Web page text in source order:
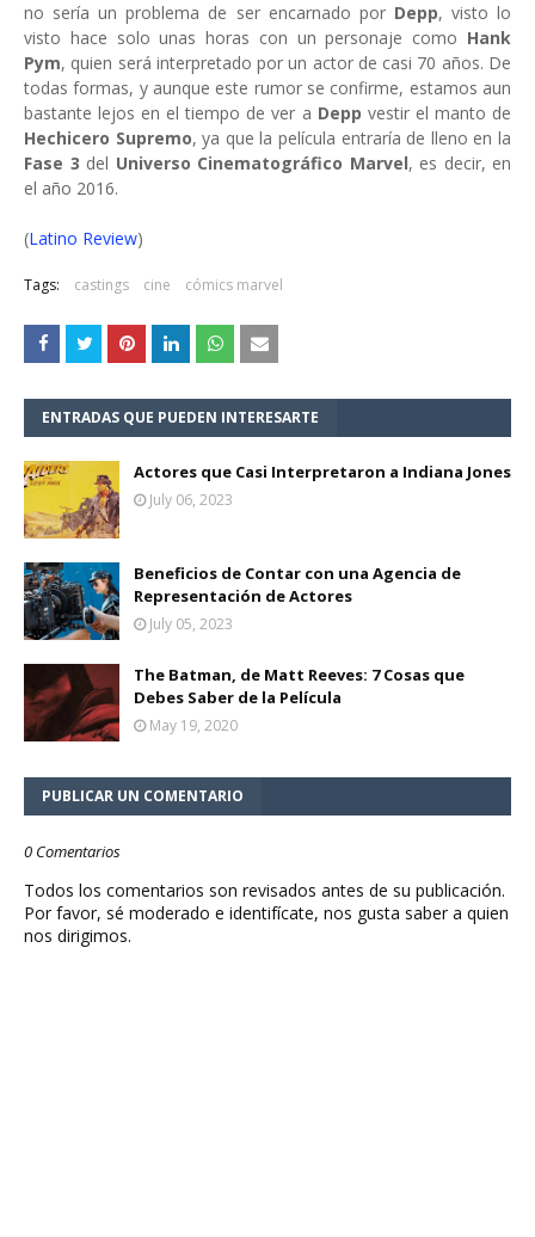
no sería un problema de ser encarnado por Depp, visto lo
visto hace solo unas horas con un personaje como Hank
Pym, quien será interpretado por un actor de casi 70 años. De
todas formas, y aunque este rumor se confirme, estamos aun
bastante lejos en el tiempo de ver a Depp vestir el manto de
Hechicero Supremo, ya que la película entraría de lleno en la
Fase 3 del Universo Cinematográfico Marvel, es decir, en
el año 2016.
(Latino Review)
Tags: castings cine cómics marvel
ENTRADAS QUE PUEDEN INTERESARTE
Actores que Casi Interpretaron a Indiana Jones
July 06, 2023
Beneficios de Contar con una Agencia de
Representación de Actores
July 05, 2023
The Batman, de Matt Reeves: 7 Cosas que
Debes Saber de la Película
May 19, 2020
PUBLICAR UN COMENTARIO
0 Comentarios
Todos los comentarios son revisados antes de su publicación.
Por favor, sé moderado e identifícate, nos gusta saber a quien
nos dirigimos.